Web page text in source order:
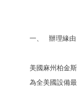
一、 辦理緣由
美國麻州柏金
為全美國設備